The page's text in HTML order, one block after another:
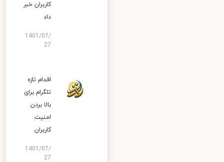
کاربران خبر
داد
1401/07/
27
اقدام تازه
تلگرام برای
بالا بردن
امنیت
کاربران
1401/07/
27